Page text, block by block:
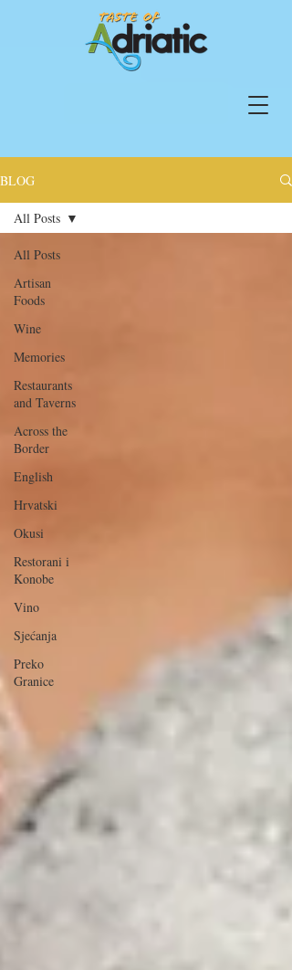
BLOG
All Posts
Artisan
Foods
Wine
Memories
Restaurants
and Taverns
Across the
Border
English
Hrvatski
Okusi
Restorani i
Konobe
Vino
Sjećanja
Preko
Granice
All Posts